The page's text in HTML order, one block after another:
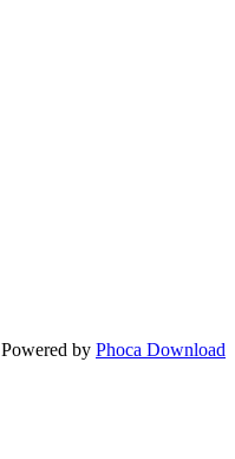
Powered by Phoca Download